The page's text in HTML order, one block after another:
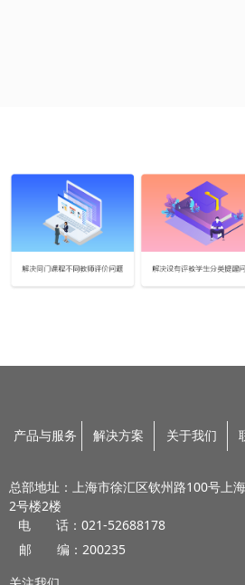
产品与服务 解决方案 关于我们
总部地址：上海市徐汇区钦州路100号上
2号楼2楼
电 话：021-52688178
邮 编：200235